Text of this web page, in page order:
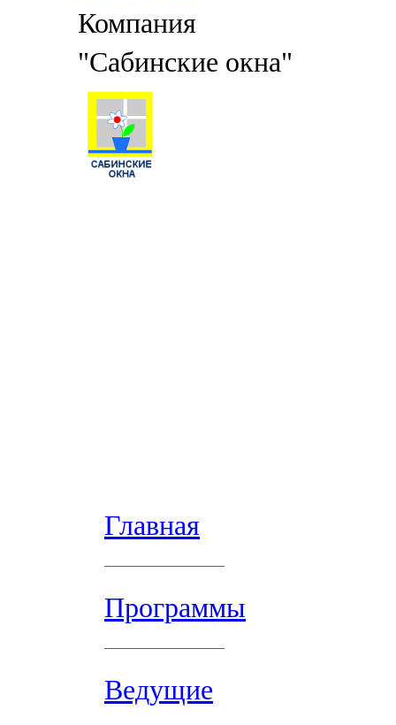
Компания
"Сабинские окна"
Главная
Программы
Ведущие